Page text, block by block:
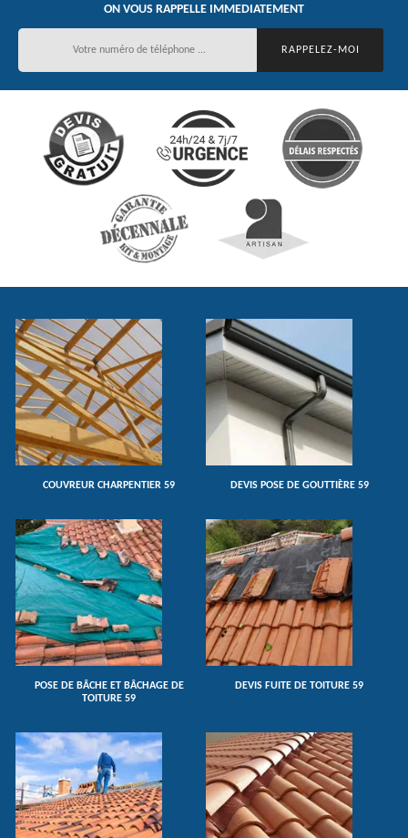
ON VOUS RAPPELLE IMMEDIATEMENT
COUVREUR CHARPENTIER 59 DEVIS POSE DE GOUTTIÈRE 59
POSE DE BÂCHE ET BÂCHAGE DE
TOITURE 59
DEVIS FUITE DE TOITURE 59